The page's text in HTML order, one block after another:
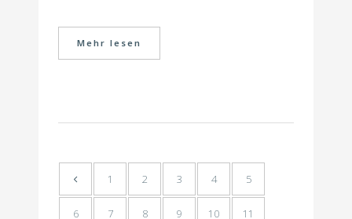
Mehr lesen
1 2 3 4 5
6 7 8 9 10 11